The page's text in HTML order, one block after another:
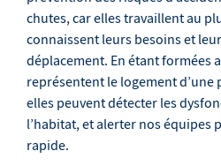
chutes, car elles travaillent au
connaissent leurs besoins et
déplacement. En étant formées
représentent le logement
elles peuvent détecter les
l’habitat, et alerter nos équipes
rapide.